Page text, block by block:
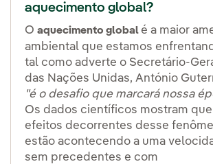
aquecimento global?
O aquecimento global é a maior
ambiental que estamos
tal como adverte o Secretário-
das Nações Unidas, António
"é o desafio que marcará nossa
Os dados científicos mostram
efeitos decorrentes desse
estão acontecendo a uma
sem precedentes e com